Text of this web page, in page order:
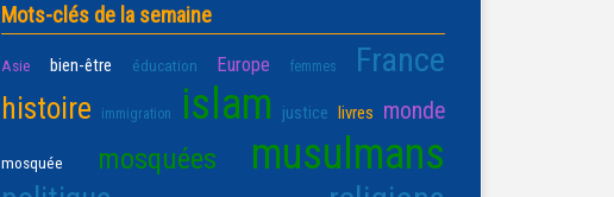
Mots-clés de la semaine
Asie bien-être éducation Europe femmes France
histoire immigration islam justice livres monde
mosquée mosquées musulmans